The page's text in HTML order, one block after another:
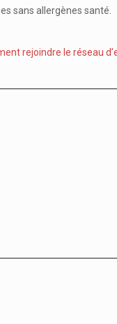
sans allergènes santé.
rejoindre le réseau